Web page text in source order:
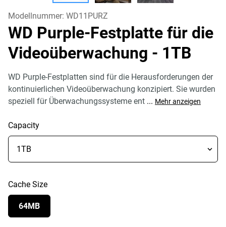
Modellnummer: WD11PURZ
WD Purple-Festplatte für die
Videoüberwachung - 1TB
WD Purple-Festplatten sind für die Herausforderungen der
kontinuierlichen Videoüberwachung konzipiert. Sie wurden
speziell für Überwachungssysteme ent ... Mehr anzeigen
Capacity
Cache Size
64MB